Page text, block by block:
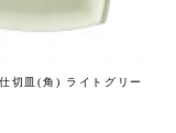
切皿(角) ライトグリー